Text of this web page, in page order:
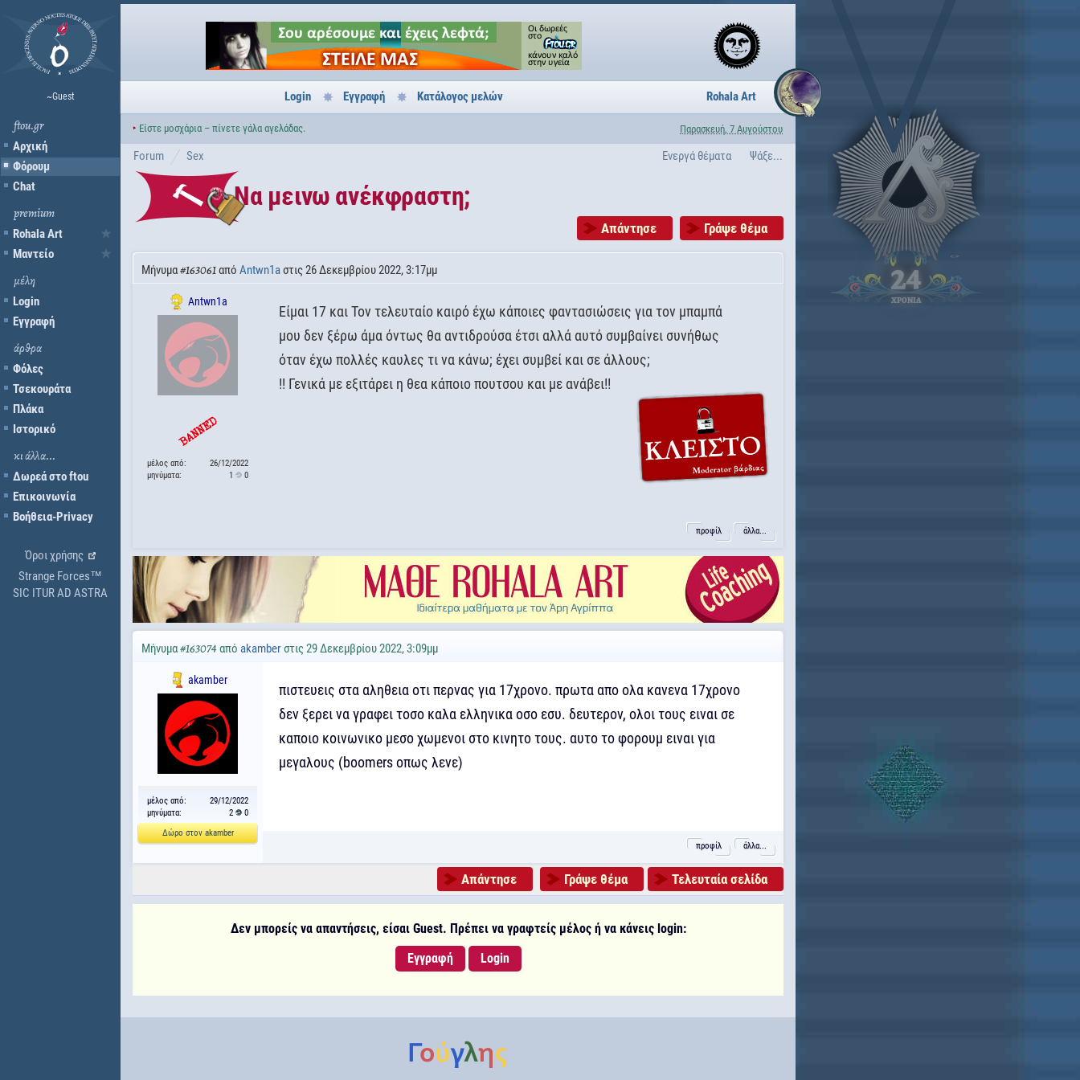
~Guest
ftou.gr
Αρχική
Φόρουμ
Chat
premium
Rohala Art
Μαντείο
μέλη
Login
Εγγραφή
άρθρα
Φόλες
Τσεκουράτα
Πλάκα
Ιστορικό
κι άλλα...
Δωρεά στο ftou
Επικοινωνία
Βοήθεια-Privacy
Όροι χρήσης
Strange Forces™
SIC ITUR AD ASTRA
Login Εγγραφή Κατάλογος μελών Rohala Art
‣ Είστε μοσχάρια – πίνετε γάλα αγελάδας. Παρασκευή, 7 Αυγούστου
Ενεργά θέματα Ψάξε...
Forum Sex
Να μεινω ανέκφραστη;
Απάντησε Γράψε θέμα
Μήνυμα #163061 από Antwn1aστις 26 Δεκεμβρίου 2022, 3:17μμ
Antwn1a
μέλος από:
26/12/2022
μηνύματα:
1 0
Είμαι 17 και Τον τελευταίο καιρό έχω κάποιες φαντασιώσεις για τον μπαμπά
μου δεν ξέρω άμα όντως θα αντιδρούσα έτσι αλλά αυτό συμβαίνει συνήθως
όταν έχω πολλές καυλες τι να κάνω; έχει συμβεί και σε άλλους;
!! Γενικά με εξιτάρει η θεα κάποιο πουτσου και με ανάβει!!
προφίλ άλλα...
Μήνυμα #163074 από akamberστις 29 Δεκεμβρίου 2022, 3:09μμ
akamber
μέλος από:
29/12/2022
μηνύματα:
2
0
Δώρο στον akamber
πιστευεις στα αληθεια οτι περνας για 17χρονο. πρωτα απο ολα κανενα 17χρονο
δεν ξερει να γραφει τοσο καλα ελληνικα οσο εσυ. δευτερον, ολοι τους ειναι σε
καποιο κοινωνικο μεσο χωμενοι στο κινητο τους. αυτο το φορουμ ειναι για
μεγαλους (boomers οπως λενε)
προφίλ άλλα...
Απάντησε Γράψε θέμα Τελευταία σελίδα
Δεν μπορείς να απαντήσεις, είσαι Guest. Πρέπει να γραφτείς μέλος ή να κάνεις login:
Εγγραφή
Login
24
ΧΡΟΝΙΑ